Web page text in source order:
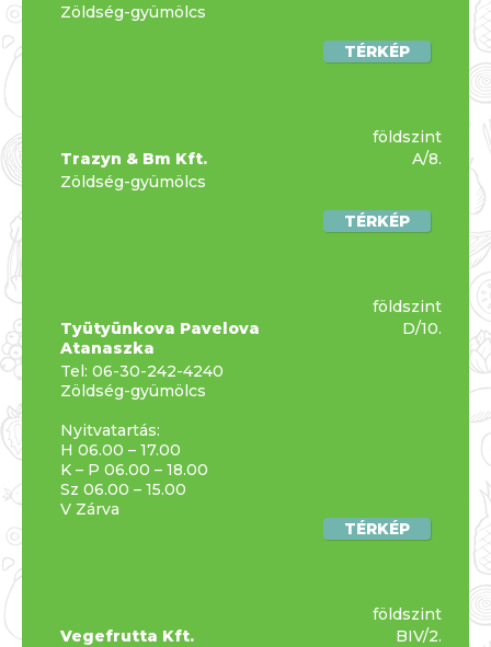
Zöldség-gyümölcs
TÉRKÉP
Trazyn & Bm Kft.
Zöldség-gyümölcs
TÉRKÉP
földszint
A/8.
Tyütyünkova Pavelova
Atanaszka
Tel: 06-30-242-4240
Zöldség-gyümölcs
Nyitvatartás:
H 06.00 – 17.00
K – P 06.00 – 18.00
Sz 06.00 – 15.00
V Zárva
TÉRKÉP
földszint
D/10.
Vegefrutta Kft.
földszint
BIV/2.